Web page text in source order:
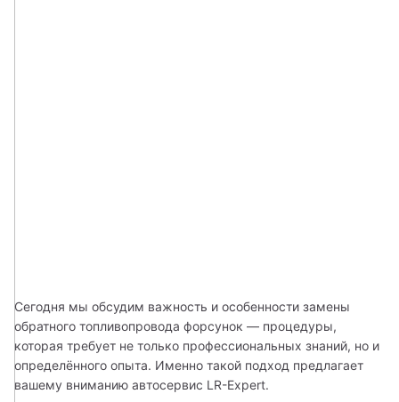
Сегодня мы обсудим важность и особенности замены
обратного топливопровода форсунок — процедуры,
которая требует не только профессиональных знаний, но и
определённого опыта. Именно такой подход предлагает
вашему вниманию автосервис LR-Expert.